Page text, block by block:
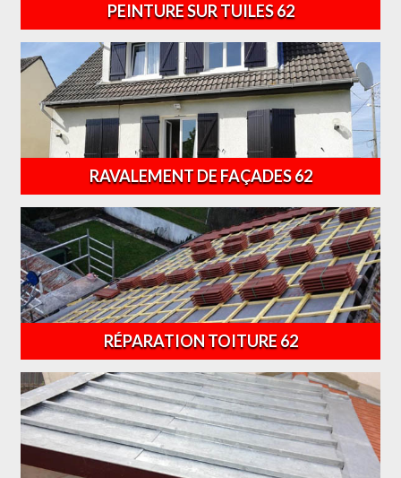
PEINTURE SUR TUILES 62
RAVALEMENT DE FAÇADES 62
RÉPARATION TOITURE 62